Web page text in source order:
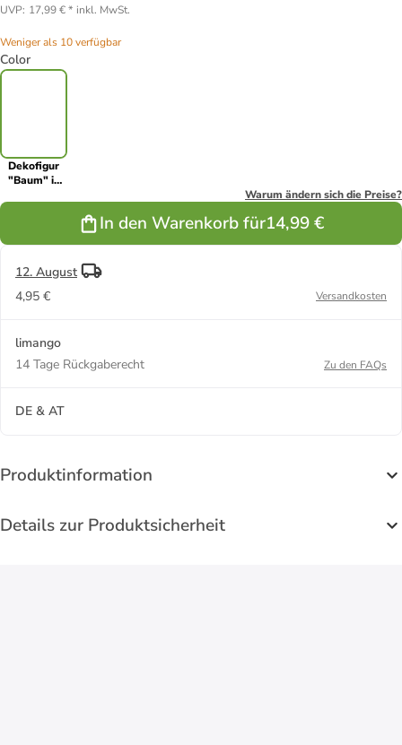
UVP: 17,99 €* inkl. MwSt.
Weniger als 10 verfügbar
Color
Dekofigur
"Baum" in
Warum ändern sich die Preise?
In den Warenkorb für14,99 €
12. August
4,95 €
Versandkosten
limango
14 Tage Rückgaberecht
Zu den FAQs
DE & AT
Produktinformation
Details zur Produktsicherheit